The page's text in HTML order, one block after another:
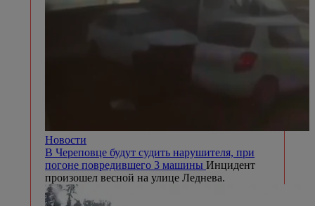
Новости
В Череповце будут судить нарушителя, при
погоне повредившего 3 машины Инцидент
произошел весной на улице Леднева.